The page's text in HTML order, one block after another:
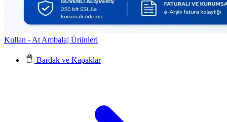
Kullan - At Ambalaj Ürünleri
Bardak ve Kapaklar